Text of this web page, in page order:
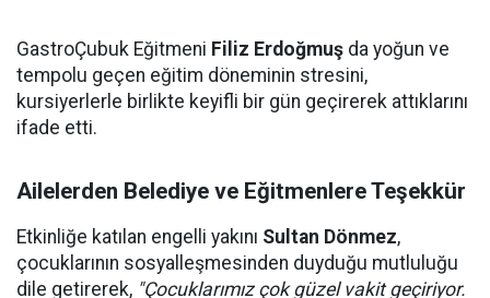
GastroÇubuk Eğitmeni Filiz Erdoğmuş da yoğun ve
tempolu geçen eğitim döneminin stresini,
kursiyerlerle birlikte keyifli bir gün geçirerek attıklarını
ifade etti.
Ailelerden Belediye ve Eğitmenlere Teşekkür
Etkinliğe katılan engelli yakını Sultan Dönmez,
çocuklarının sosyalleşmesinden duyduğu mutluluğu
dile getirerek, "Çocuklarımız çok güzel vakit geçiriyor.